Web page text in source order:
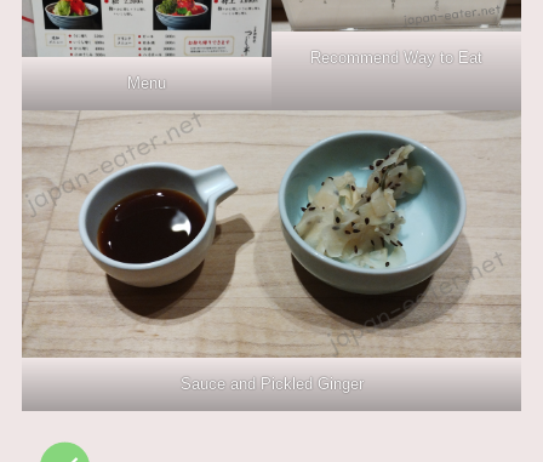
Menu
Recommend Way to Eat
Sauce and Pickled Ginger